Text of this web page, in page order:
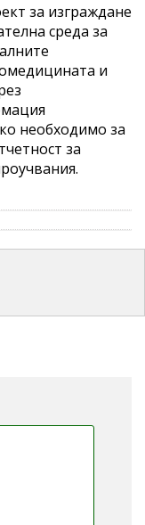
за изграждане
среда за
и
необходимо за
за